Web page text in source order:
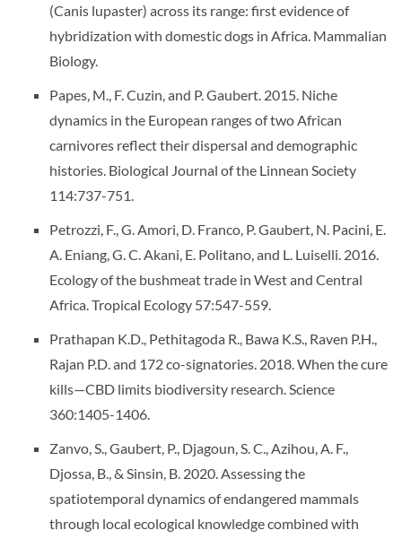
(Canis lupaster) across its range: first evidence of
hybridization with domestic dogs in Africa. Mammalian
Biology.
Papes, M., F. Cuzin, and P. Gaubert. 2015. Niche
dynamics in the European ranges of two African
carnivores reflect their dispersal and demographic
histories. Biological Journal of the Linnean Society
114:737-751.
Petrozzi, F., G. Amori, D. Franco, P. Gaubert, N. Pacini, E.
A. Eniang, G. C. Akani, E. Politano, and L. Luiselli. 2016.
Ecology of the bushmeat trade in West and Central
Africa. Tropical Ecology 57:547-559.
Prathapan K.D., Pethitagoda R., Bawa K.S., Raven P.H.,
Rajan P.D. and 172 co-signatories. 2018. When the cure
kills—CBD limits biodiversity research. Science
360:1405-1406.
Zanvo, S., Gaubert, P., Djagoun, S. C., Azihou, A. F.,
Djossa, B., & Sinsin, B. 2020. Assessing the
spatiotemporal dynamics of endangered mammals
through local ecological knowledge combined with